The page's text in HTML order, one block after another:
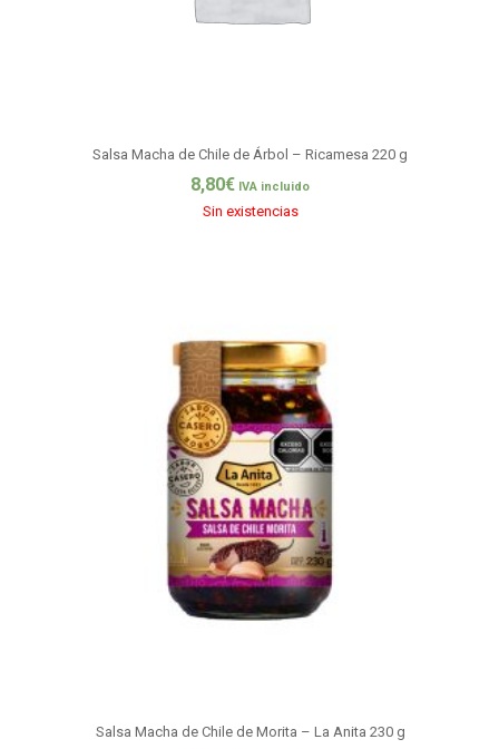
Salsa Macha de Chile de Árbol – Ricamesa 220 g
8,80€ IVA incluido
Sin existencias
Salsa Macha de Chile de Morita – La Anita 230 g